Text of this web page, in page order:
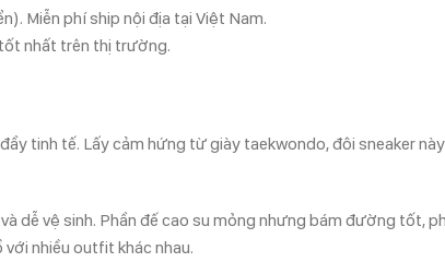
Miễn phí ship nội địa tại Việt Nam.
nhất trên thị trường.
tinh tế. Lấy cảm hứng từ giày taekwondo, đôi sneaker
vệ sinh. Phần đế cao su mỏng nhưng bám đường tốt,
nhiều outfit khác nhau.